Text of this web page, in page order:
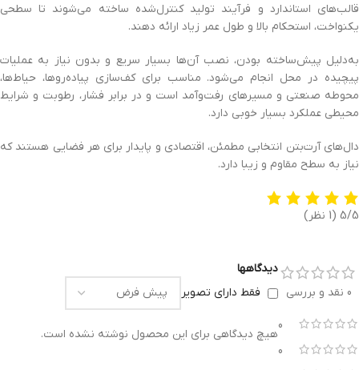
قالب‌های استاندارد و فرآیند تولید کنترل‌شده ساخته می‌شوند تا سطحی
یکنواخت، استحکام بالا و طول عمر زیاد ارائه دهند.
به‌دلیل پیش‌ساخته بودن، نصب آن‌ها بسیار سریع و بدون نیاز به عملیات
پیچیده در محل انجام می‌شود. مناسب برای کف‌سازی پیاده‌روها، حیاط‌ها،
محوطه صنعتی و مسیرهای رفت‌وآمد است و در برابر فشار، رطوبت و شرایط
محیطی عملکرد بسیار خوبی دارد.
دال‌های آرت‌بتن انتخابی مطمئن، اقتصادی و پایدار برای هر فضایی هستند که
نیاز به سطح مقاوم و زیبا دارد.
5/5 (1 نظر)
0 نقد و بررسی
0
0
دیدگاهها
فقط دارای تصویر
هیچ دیدگاهی برای این محصول نوشته نشده است.